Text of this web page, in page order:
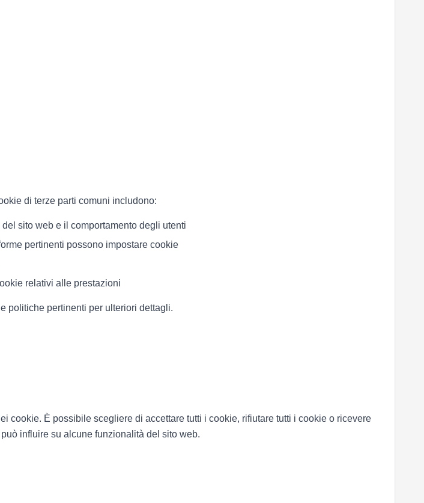
di terze parti comuni includono:
sito web e il comportamento degli utenti
pertinenti possono impostare cookie
relativi alle prestazioni
politiche pertinenti per ulteriori dettagli.
cookie. È possibile scegliere di accettare tutti i cookie, rifiutare tutti i cookie o ricevere
influire su alcune funzionalità del sito web.